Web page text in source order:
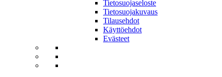
Tietosuojaseloste
Tietosuojakuvaus
Tilausehdot
Käyttöehdot
Evästeet